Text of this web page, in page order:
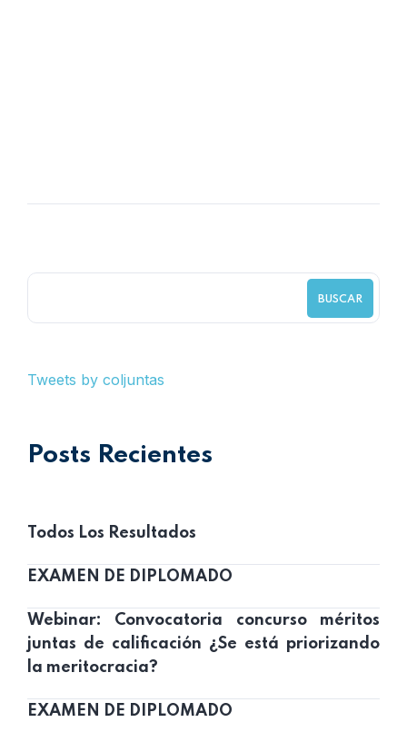
BUSCAR
Tweets by coljuntas
Posts Recientes
Todos Los Resultados
EXAMEN DE DIPLOMADO
Webinar: Convocatoria concurso méritos
juntas de calificación ¿Se está priorizando
la meritocracia?
EXAMEN DE DIPLOMADO